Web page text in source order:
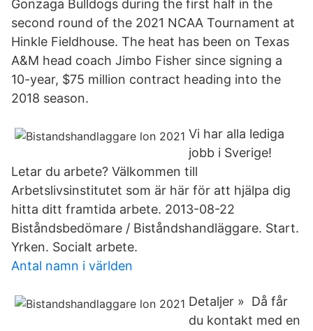
Gonzaga Bulldogs during the first half in the
second round of the 2021 NCAA Tournament at
Hinkle Fieldhouse. The heat has been on Texas
A&M head coach Jimbo Fisher since signing a
10-year, $75 million contract heading into the
2018 season.
Vi har alla lediga
jobb i Sverige!
Letar du arbete? Välkommen till
Arbetslivsinstitutet som är här för att hjälpa dig
hitta ditt framtida arbete. 2013-08-22
Biståndsbedömare / Biståndshandläggare. Start.
Yrken. Socialt arbete.
Antal namn i världen
Detaljer » Då får
du kontakt med en